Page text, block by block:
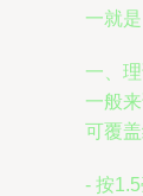
一就
一、
一般
可覆
- 按